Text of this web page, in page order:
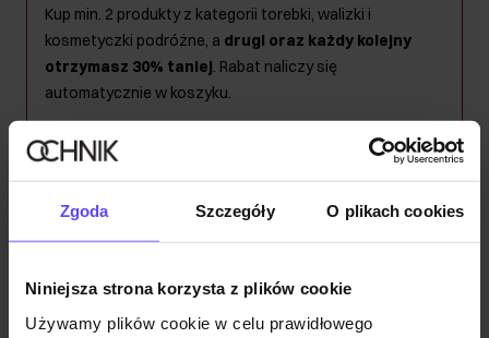
Zgoda Szczegóły O plikach cookies
Niniejsza strona korzysta z plików cookie
Używamy plików cookie w celu prawidłowego
Kup min. 2 produkty z kategorii torebki, walizki i
kosmetyczki podróżne, a drugi oraz każdy kolejny
otrzymasz 30% taniej. Rabat naliczy się
automatycznie w koszyku.
Kolor:
Opis produktu